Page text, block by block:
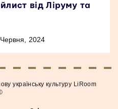
від Ліруму та
2024
українську культуру LiRoom